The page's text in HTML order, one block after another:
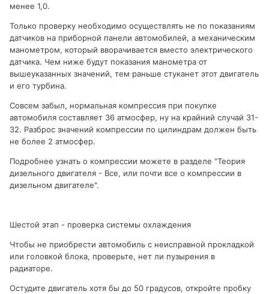
менее 1,0.
Только проверку необходимо осуществлять не по показаниям
датчиков на приборной панели автомобилей, а механическим
манометром, который вворачивается вместо электрического
датчика. Чем ниже будут показания манометра от
вышеуказанных значений, тем раньше стуканет этот двигатель
и его турбина.
Совсем забыл, нормальная компрессия при покупке
автомобиля составляет 36 атмосфер, ну на крайний случай 31-
32. Разброс значений компрессии по цилиндрам должен быть
не более 2 атмосфер.
Подробнее узнать о компрессии можете в разделе "Теория
дизельного двигателя - Все, или почти все о компрессии в
дизельном двигателе".
Шестой этап - проверка системы охлаждения
Чтобы не приобрести автомобиль с неисправной прокладкой
или головкой блока, проверьте, нет ли пузырения в
радиаторе.
Остудите двигатель хотя бы до 50 градусов, откройте пробку